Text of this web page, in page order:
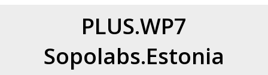
PLUS.WP7
Sopolabs.Estonia